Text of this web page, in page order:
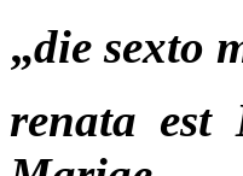
„die sexto
renata est